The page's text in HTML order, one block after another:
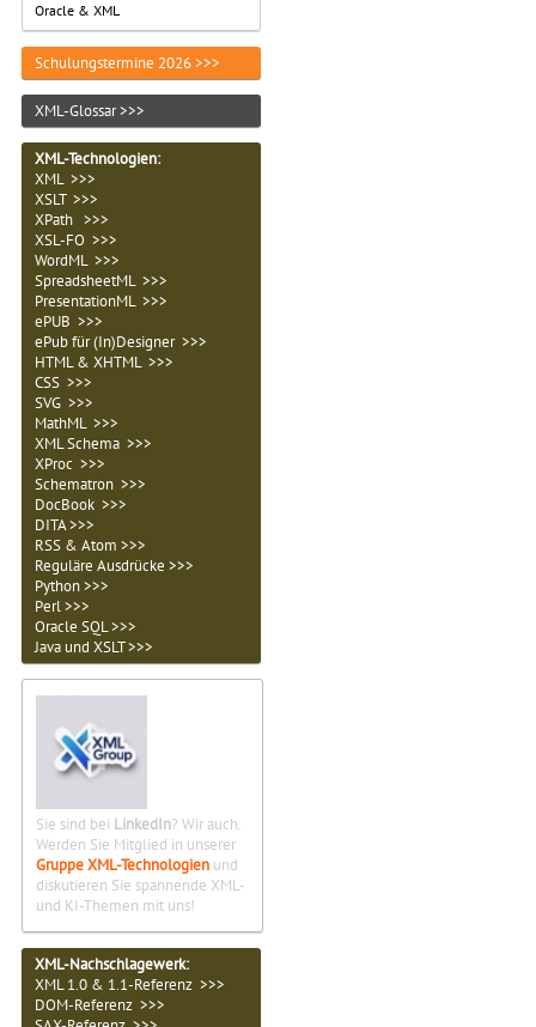
Oracle & XML
Schulungstermine 2026 >>>
XML-Glossar >>>
XML-Technologien:
XML >>>
XSLT >>>
XPath >>>
XSL-FO >>>
WordML >>>
SpreadsheetML >>>
PresentationML >>>
ePUB >>>
ePub für (In)Designer >>>
HTML & XHTML >>>
CSS >>>
SVG >>>
MathML >>>
XML Schema >>>
XProc >>>
Schematron >>>
DocBook >>>
DITA >>>
RSS & Atom >>>
Reguläre Ausdrücke >>>
Python >>>
Perl >>>
Oracle SQL >>>
Java und XSLT >>>
Sie sind bei LinkedIn? Wir auch.
Werden Sie Mitglied in unserer
Gruppe XML-Technologien und
diskutieren Sie spannende XML-
und KI-Themen mit uns!
XML-Nachschlagewerk:
XML 1.0 & 1.1-Referenz >>>
DOM-Referenz >>>